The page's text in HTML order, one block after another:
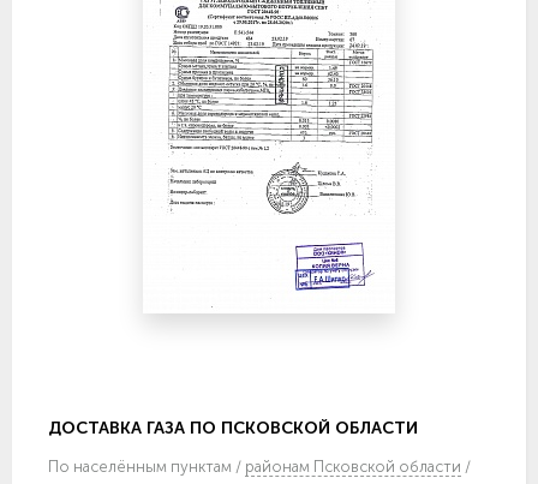
ДОСТАВКА ГАЗА ПО ПСКОВСКОЙ ОБЛАСТИ
По населённым пунктам / районам Псковской области /